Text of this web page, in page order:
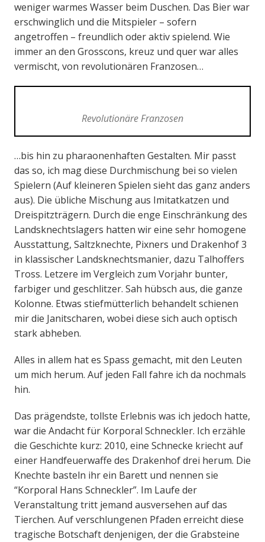
weniger warmes Wasser beim Duschen. Das Bier war
erschwinglich und die Mitspieler – sofern
angetroffen – freundlich oder aktiv spielend. Wie
immer an den Grosscons, kreuz und quer war alles
vermischt, von revolutionären Franzosen…
Revolutionäre Franzosen
…bis hin zu pharaonenhaften Gestalten. Mir passt
das so, ich mag diese Durchmischung bei so vielen
Spielern (Auf kleineren Spielen sieht das ganz anders
aus). Die übliche Mischung aus Imitatkatzen und
Dreispitzträgern. Durch die enge Einschränkung des
Landsknechtslagers hatten wir eine sehr homogene
Ausstattung, Saltzknechte, Pixners und Drakenhof 3
in klassischer Landsknechtsmanier, dazu Talhoffers
Tross. Letzere im Vergleich zum Vorjahr bunter,
farbiger und geschlitzer. Sah hübsch aus, die ganze
Kolonne. Etwas stiefmütterlich behandelt schienen
mir die Janitscharen, wobei diese sich auch optisch
stark abheben.
Alles in allem hat es Spass gemacht, mit den Leuten
um mich herum. Auf jeden Fall fahre ich da nochmals
hin.
Das prägendste, tollste Erlebnis was ich jedoch hatte,
war die Andacht für Korporal Schneckler. Ich erzähle
die Geschichte kurz: 2010, eine Schnecke kriecht auf
einer Handfeuerwaffe des Drakenhof drei herum. Die
Knechte basteln ihr ein Barett und nennen sie
“Korporal Hans Schneckler”. Im Laufe der
Veranstaltung tritt jemand ausversehen auf das
Tierchen. Auf verschlungenen Pfaden erreicht diese
tragische Botschaft denjenigen, der die Grabsteine